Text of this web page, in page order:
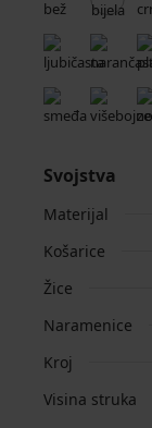
Svojstva
Materijal
Košarice
Žice
Naramenice
Kroj
Visina struka